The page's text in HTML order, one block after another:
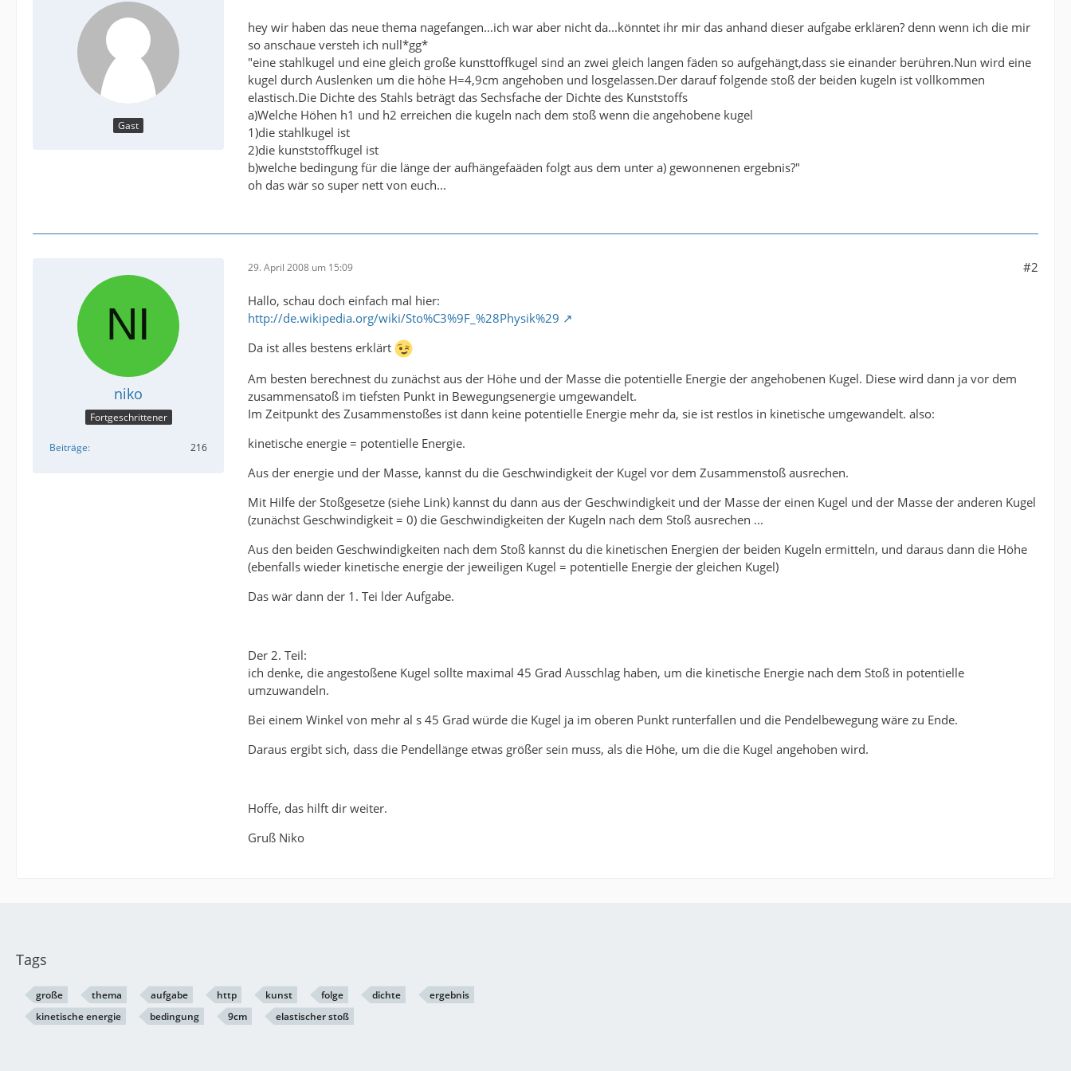
Gast
hey wir haben das neue thema nagefangen...ich war aber nicht da...könntet ihr mir das anhand dieser aufgabe erklären? denn wenn ich die mir
so anschaue versteh ich null*gg*
"eine stahlkugel und eine gleich große kunsttoffkugel sind an zwei gleich langen fäden so aufgehängt,dass sie einander berühren.Nun wird eine
kugel durch Auslenken um die höhe H=4,9cm angehoben und losgelassen.Der darauf folgende stoß der beiden kugeln ist vollkommen
elastisch.Die Dichte des Stahls beträgt das Sechsfache der Dichte des Kunststoffs
a)Welche Höhen h1 und h2 erreichen die kugeln nach dem stoß wenn die angehobene kugel
1)die stahlkugel ist
2)die kunststoffkugel ist
b)welche bedingung für die länge der aufhängefaäden folgt aus dem unter a) gewonnenen ergebnis?"
oh das wär so super nett von euch...
niko
Fortgeschrittener
Beiträge 216
29. April 2008 um 15:09 #2
Hallo, schau doch einfach mal hier:
http://de.wikipedia.org/wiki/Sto%C3%9F_%28Physik%29
Da ist alles bestens erklärt
Am besten berechnest du zunächst aus der Höhe und der Masse die potentielle Energie der angehobenen Kugel. Diese wird dann ja vor dem
zusammensatoß im tiefsten Punkt in Bewegungsenergie umgewandelt.
Im Zeitpunkt des Zusammenstoßes ist dann keine potentielle Energie mehr da, sie ist restlos in kinetische umgewandelt. also:
kinetische energie = potentielle Energie.
Aus der energie und der Masse, kannst du die Geschwindigkeit der Kugel vor dem Zusammenstoß ausrechen.
Mit Hilfe der Stoßgesetze (siehe Link) kannst du dann aus der Geschwindigkeit und der Masse der einen Kugel und der Masse der anderen Kugel
(zunächst Geschwindigkeit = 0) die Geschwindigkeiten der Kugeln nach dem Stoß ausrechen ...
Aus den beiden Geschwindigkeiten nach dem Stoß kannst du die kinetischen Energien der beiden Kugeln ermitteln, und daraus dann die Höhe
(ebenfalls wieder kinetische energie der jeweiligen Kugel = potentielle Energie der gleichen Kugel)
Das wär dann der 1. Tei lder Aufgabe.
Der 2. Teil:
ich denke, die angestoßene Kugel sollte maximal 45 Grad Ausschlag haben, um die kinetische Energie nach dem Stoß in potentielle
umzuwandeln.
Bei einem Winkel von mehr al s 45 Grad würde die Kugel ja im oberen Punkt runterfallen und die Pendelbewegung wäre zu Ende.
Daraus ergibt sich, dass die Pendellänge etwas größer sein muss, als die Höhe, um die die Kugel angehoben wird.
Hoffe, das hilft dir weiter.
Gruß Niko
Tags
große thema aufgabe http kunst folge dichte
ergebnis
kinetische energie
bedingung 9cm elastischer stoß